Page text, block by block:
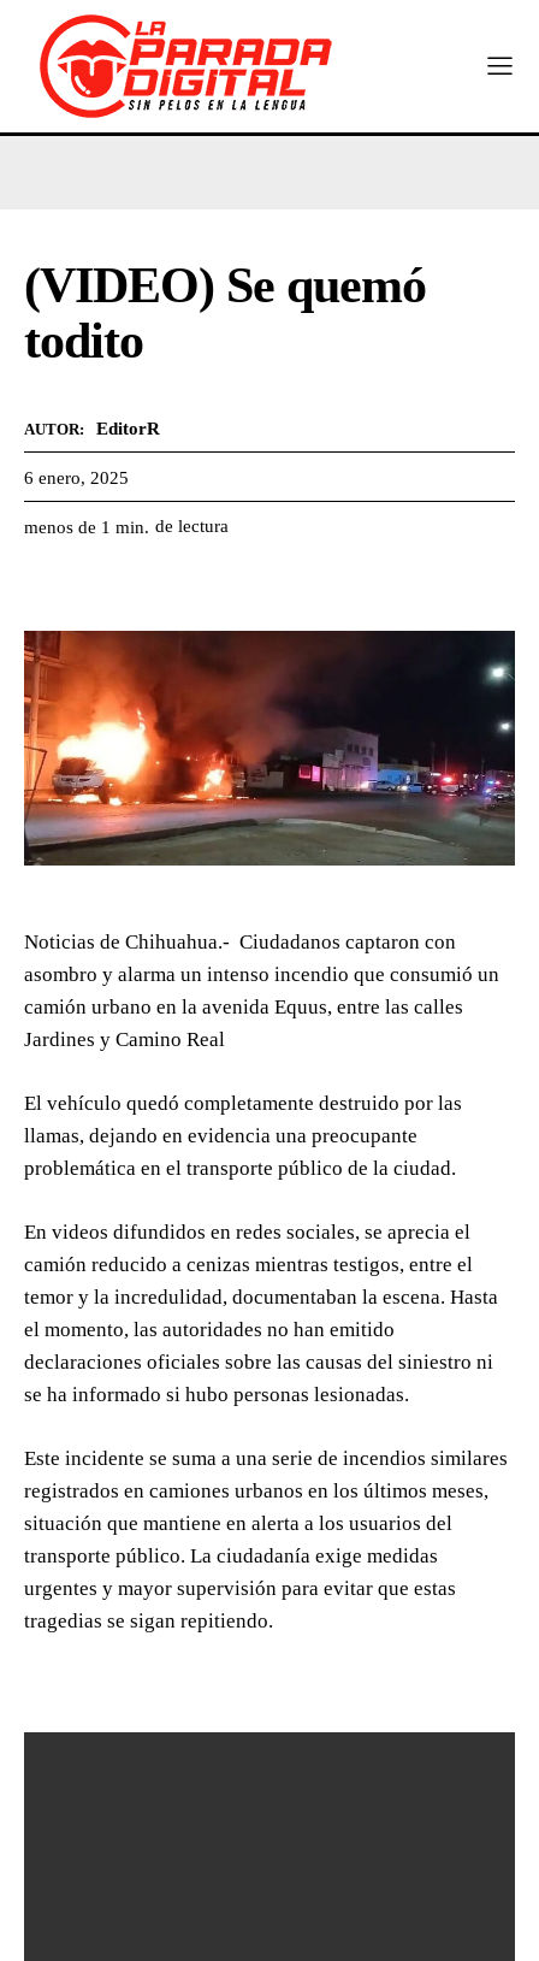
(VIDEO) Se quemó
todito
AUTOR: EditorR
6 enero, 2025
menos de 1 min. de lectura
Noticias de Chihuahua.- Ciudadanos captaron con
asombro y alarma un intenso incendio que consumió un
camión urbano en la avenida Equus, entre las calles
Jardines y Camino Real
El vehículo quedó completamente destruido por las
llamas, dejando en evidencia una preocupante
problemática en el transporte público de la ciudad.
En videos difundidos en redes sociales, se aprecia el
camión reducido a cenizas mientras testigos, entre el
temor y la incredulidad, documentaban la escena. Hasta
el momento, las autoridades no han emitido
declaraciones oficiales sobre las causas del siniestro ni
se ha informado si hubo personas lesionadas.
Este incidente se suma a una serie de incendios similares
registrados en camiones urbanos en los últimos meses,
situación que mantiene en alerta a los usuarios del
transporte público. La ciudadanía exige medidas
urgentes y mayor supervisión para evitar que estas
tragedias se sigan repitiendo.